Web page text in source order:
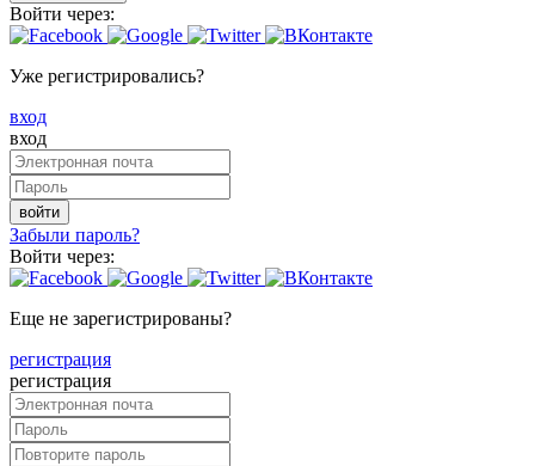
Войти через:
Уже регистрировались?
вход
вход
войти
Забыли пароль?
Войти через:
Еще не зарегистрированы?
регистрация
регистрация